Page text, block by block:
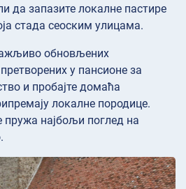
да запазите локалне пастире
стада сеоским улицама.
обновљених
у пансионе за
и пробајте домаћа
локалне породице.
најбољи поглед на